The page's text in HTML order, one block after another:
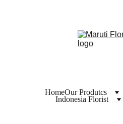
HomeOur Produtcs
Indonesia Florist